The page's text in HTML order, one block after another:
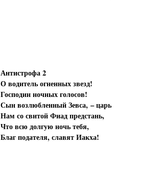
Антистрофа 2
О водитель огненных звезд!
Господин ночных голосов!
Сын возлюбленный Зевса, – царь
Нам со свитой Фиад предстань,
Что всю долгую ночь тебя,
Благ подателя, славят Иакха!